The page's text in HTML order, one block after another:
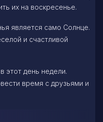
их на воскресенье.
является само Солнце.
и счастливой
этот день недели.
время с друзьями и